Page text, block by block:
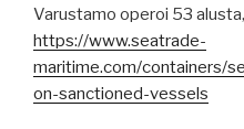
Varustamo operoi 53
https://www.seatrade-
maritime.com/containers/
on-sanctioned-vessels